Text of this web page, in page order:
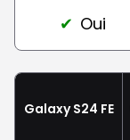
Oui
Galaxy S24 FE